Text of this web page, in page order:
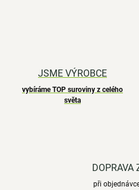
JSME VÝROBCE
vybíráme TOP suroviny z celého
světa
DOPRAVA
při